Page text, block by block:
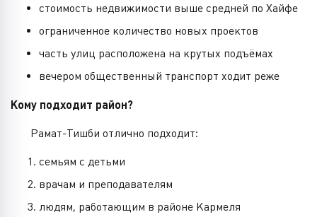
стоимость недвижимости выше средней по Хайфе
ограниченное количество новых проектов
часть улиц расположена на крутых подъёмах
вечером общественный транспорт ходит реже
Кому подходит район?
Рамат-Тишби отлично подходит:
семьям с детьми
врачам и преподавателям
людям, работающим в районе Кармеля